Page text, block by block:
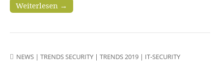
Weiterlesen →
NEWS | TRENDS SECURITY | TRENDS 2019 | IT-SECURITY